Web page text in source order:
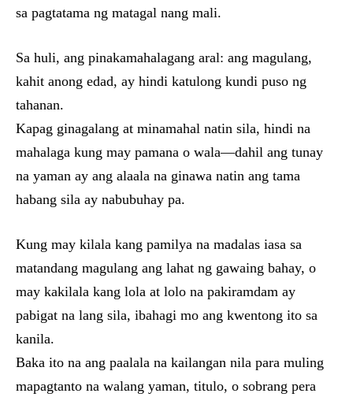
sa pagtatama ng matagal nang mali.
Sa huli, ang pinakamahalagang aral: ang magulang,
kahit anong edad, ay hindi katulong kundi puso ng
tahanan.
Kapag ginagalang at minamahal natin sila, hindi na
mahalaga kung may pamana o wala—dahil ang tunay
na yaman ay ang alaala na ginawa natin ang tama
habang sila ay nabubuhay pa.
Kung may kilala kang pamilya na madalas iasa sa
matandang magulang ang lahat ng gawaing bahay, o
may kakilala kang lola at lolo na pakiramdam ay
pabigat na lang sila, ibahagi mo ang kwentong ito sa
kanila.
Baka ito na ang paalala na kailangan nila para muling
mapagtanto na walang yaman, titulo, o sobrang pera